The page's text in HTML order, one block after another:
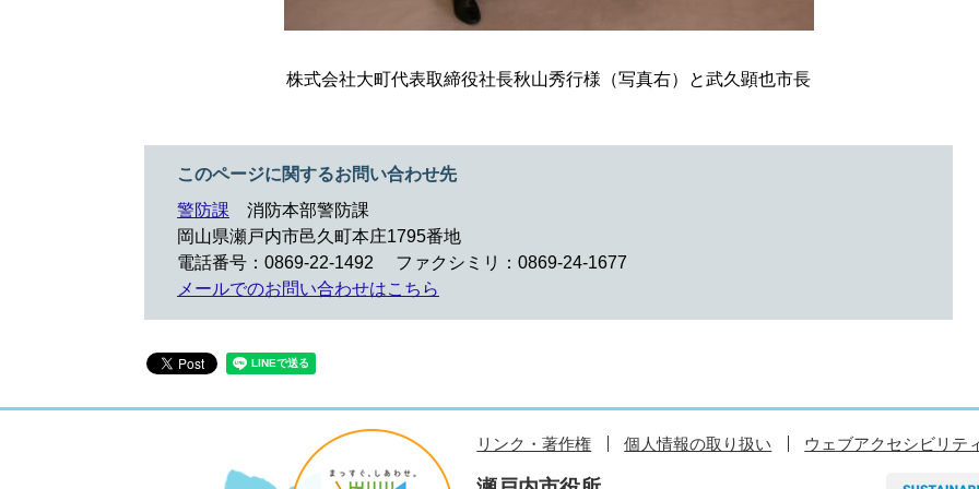
株式会社大町代表取締役社長秋山秀行様（写真右）と武久顕也市長
このページに関するお問い合わせ先
警防課
消防本部警防課
岡山県瀬戸内市邑久町本庄1795番地
電話番号：0869-22-1492
ファクシミリ：0869-24-1677
メールでのお問い合わせはこちら
リンク・著作権 個人情報の取り扱い ウェブアクセシビリテ